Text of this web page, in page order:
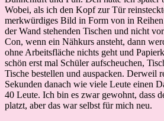
Wobei, als ich den Kopf zur Tür
merkwürdiges Bild in Form von in Reihen
der Wand stehenden Tischen und nicht
Con, wenn ein Nähkurs ansteht, dann
ohne Arbeitsfläche nichts geht und
schön erst mal Schüler aufscheuchen,
Tische bestellen und auspacken. Derweil
Sekunden danach wie viele Leute einen
40 Leute. Ich bin es zwar gewohnt, dass
platzt, aber das war selbst für mich neu.